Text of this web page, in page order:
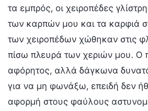
τα εμπρός, οι χειροπέδες
των καρπών μου και τα καρφιά
των χειροπέδων χώθηκαν στις
πίσω πλευρά των χεριών μου. Ο
αφόρητος, αλλά δάγκωνα
για να μη φωνάξω, επειδή δεν
αφορμή στους φαύλους